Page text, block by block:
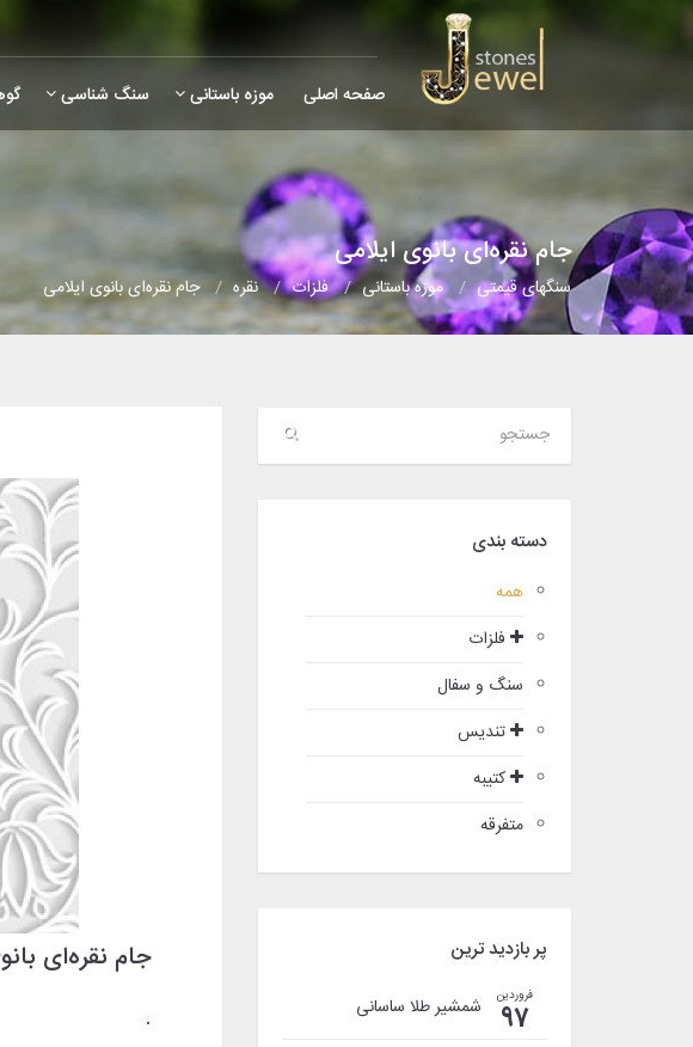
صفحه اصلی موزه باستانی سنگ شناسی
جام نقره‌ای بانوی ایلامی
سنگهای قیمتی موزه باستانی فلزات نقره جام نقره‌ای بانوی ایلامی
دسته بندی
همه
فلزات
سنگ و سفال
تندیس
کتیبه
متفرقه
پر بازدید ترین
فروردین
97 شمشیر طلا ساسانی
جام نقره‌ای
.